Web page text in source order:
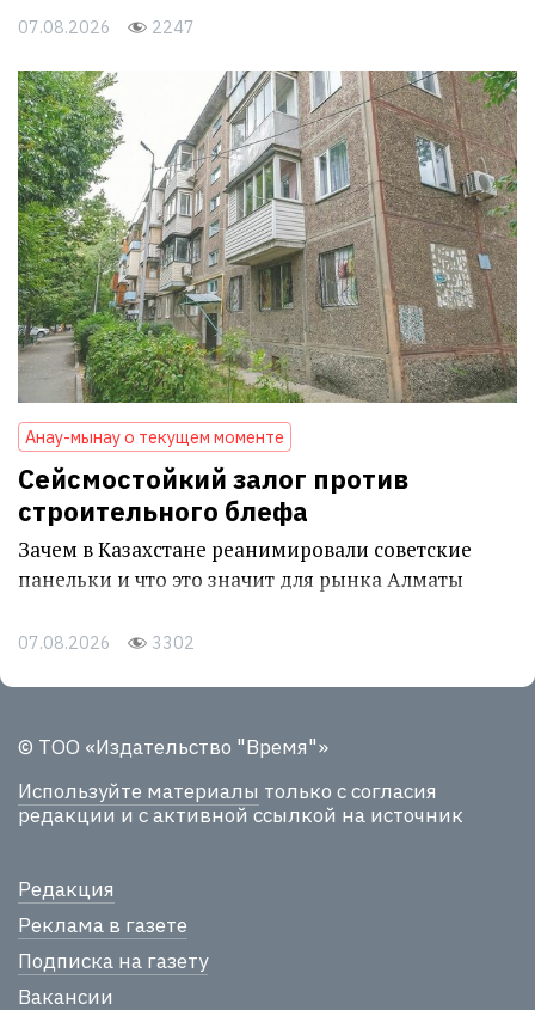
07.08.2026 2247
Анау-мынау о текущем моменте
Сейсмостойкий залог против
строительного блефа
Зачем в Казахстане реанимировали советские
панельки и что это значит для рынка Алматы
07.08.2026 3302
© ТОО «Издательство "Время"»
Используйте материалы только с согласия
редакции и с активной ссылкой на источник
Редакция
Реклама в газете
Подписка на газету
Вакансии